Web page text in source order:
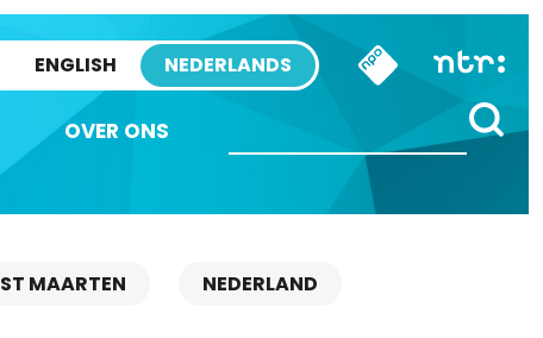
ENGLISH NEDERLANDS
OVER ONS
ST MAARTEN NEDERLAND